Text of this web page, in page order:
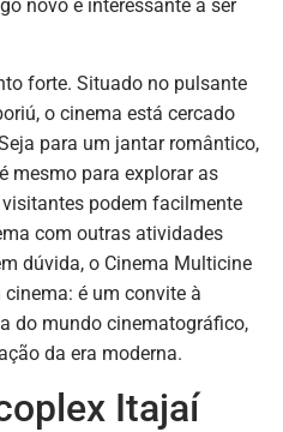
novo e interessante a ser
forte. Situado no pulsante
o cinema está cercado
para um jantar romântico,
mesmo para explorar as
podem facilmente
com outras atividades
dúvida, o Cinema Multicine
é um convite à
do mundo cinematográfico,
da era moderna.
Itajaí